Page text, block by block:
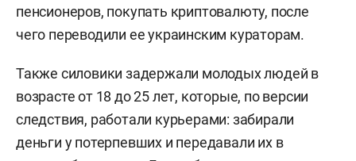
пенсионеров, покупать криптовалюту, после
чего переводили ее украинским кураторам.
Также силовики задержали молодых людей в
возрасте от 18 до 25 лет, которые, по версии
следствия, работали курьерами: забирали
деньги у потерпевших и передавали их в